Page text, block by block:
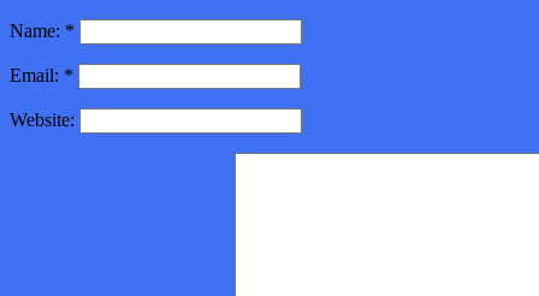
Name: *
Email: *
Website: